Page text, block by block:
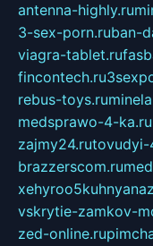
antenna-highly.ru
3-sex-porn.ruban-
viagra-tablet.ru
fincontech.ru
rebus-toys.ru
medsprawo-4-ka.ru
zajmy24.rutovudyi-
brazzerscom.ru
vskrytie-zamkov-
zed-online.ru